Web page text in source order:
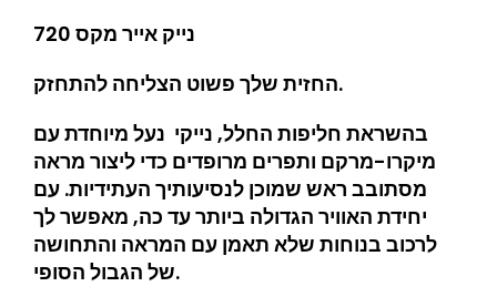
נייק אייר מקס 720
החזית שלך פשוט הצליחה להתחזק.
בהשראת חליפות החלל, נייקי נעל מיוחדת עם
מיקרו-מרקם ותפרים מרופדים כדי ליצור מראה
מסתובב ראש שמוכן לנסיעותיך העתידיות. עם
יחידת האוויר הגדולה ביותר עד כה, מאפשר לך
לרכוב בנוחות שלא תאמן עם המראה והתחושה
של הגבול הסופי.